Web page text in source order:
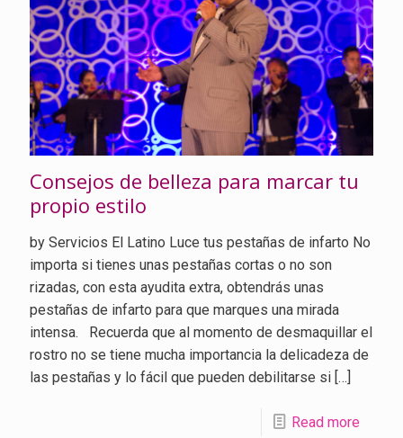
Consejos de belleza para marcar tu
propio estilo
by Servicios El Latino Luce tus pestañas de infarto No
importa si tienes unas pestañas cortas o no son
rizadas, con esta ayudita extra, obtendrás unas
pestañas de infarto para que marques una mirada
intensa. Recuerda que al momento de desmaquillar el
rostro no se tiene mucha importancia la delicadeza de
las pestañas y lo fácil que pueden debilitarse si […]
Read more